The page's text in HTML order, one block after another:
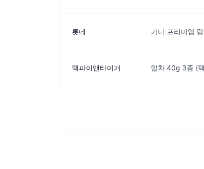
롯데 가나 프리미엄
맥파이앤타이거 말차 40g 3종 (